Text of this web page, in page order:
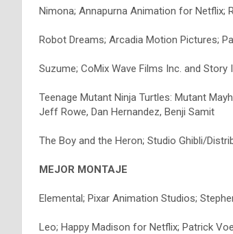
Nimona; Annapurna Animation for Netflix;
Robot Dreams; Arcadia Motion Pictures;
Suzume; CoMix Wave Films Inc. and
Teenage Mutant Ninja Turtles: Mutant
Jeff Rowe, Dan Hernandez, Benji Samit
The Boy and the Heron; Studio Ghibli/
MEJOR MONTAJE
Elemental; Pixar Animation Studios;
Leo; Happy Madison for Netflix; Patrick